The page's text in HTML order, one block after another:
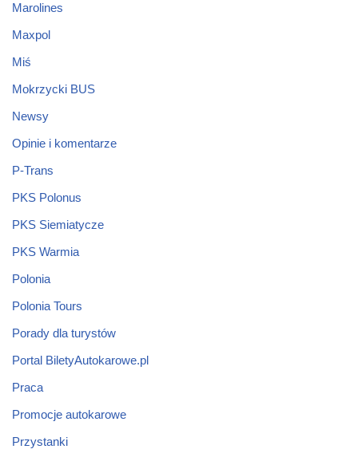
Marolines
Maxpol
Miś
Mokrzycki BUS
Newsy
Opinie i komentarze
P-Trans
PKS Polonus
PKS Siemiatycze
PKS Warmia
Polonia
Polonia Tours
Porady dla turystów
Portal BiletyAutokarowe.pl
Praca
Promocje autokarowe
Przystanki